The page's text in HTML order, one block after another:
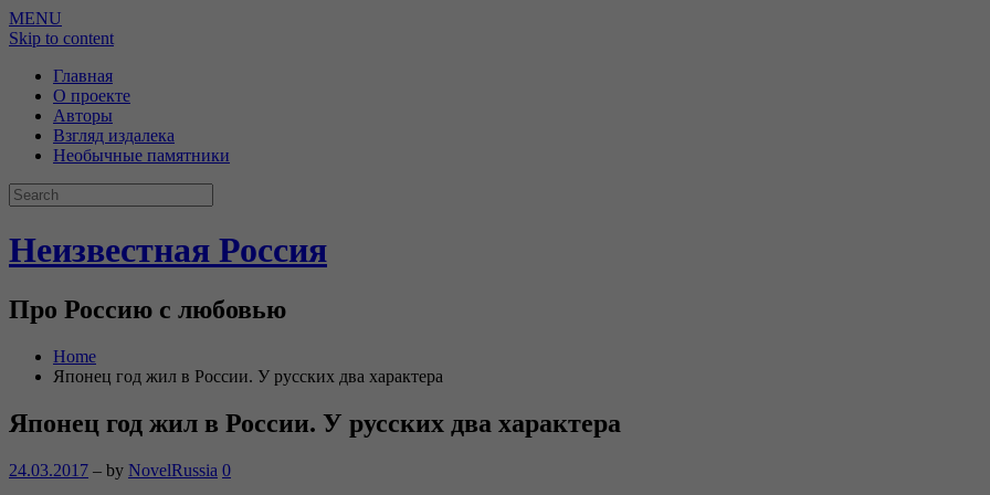
MENU
Skip to content
Главная
О проекте
Авторы
Взгляд издалека
Необычные памятники
Неизвестная Россия
Про Россию с любовью
Home
Японец год жил в России. У русских два характера
Японец год жил в России. У русских два характера
24.03.2017 – by NovelRussia 0